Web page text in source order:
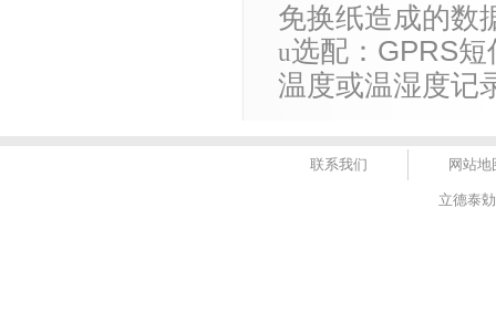
免换纸造成的数
u选配：GPRS
温度或温湿度记
联系我们 网站地
立德泰